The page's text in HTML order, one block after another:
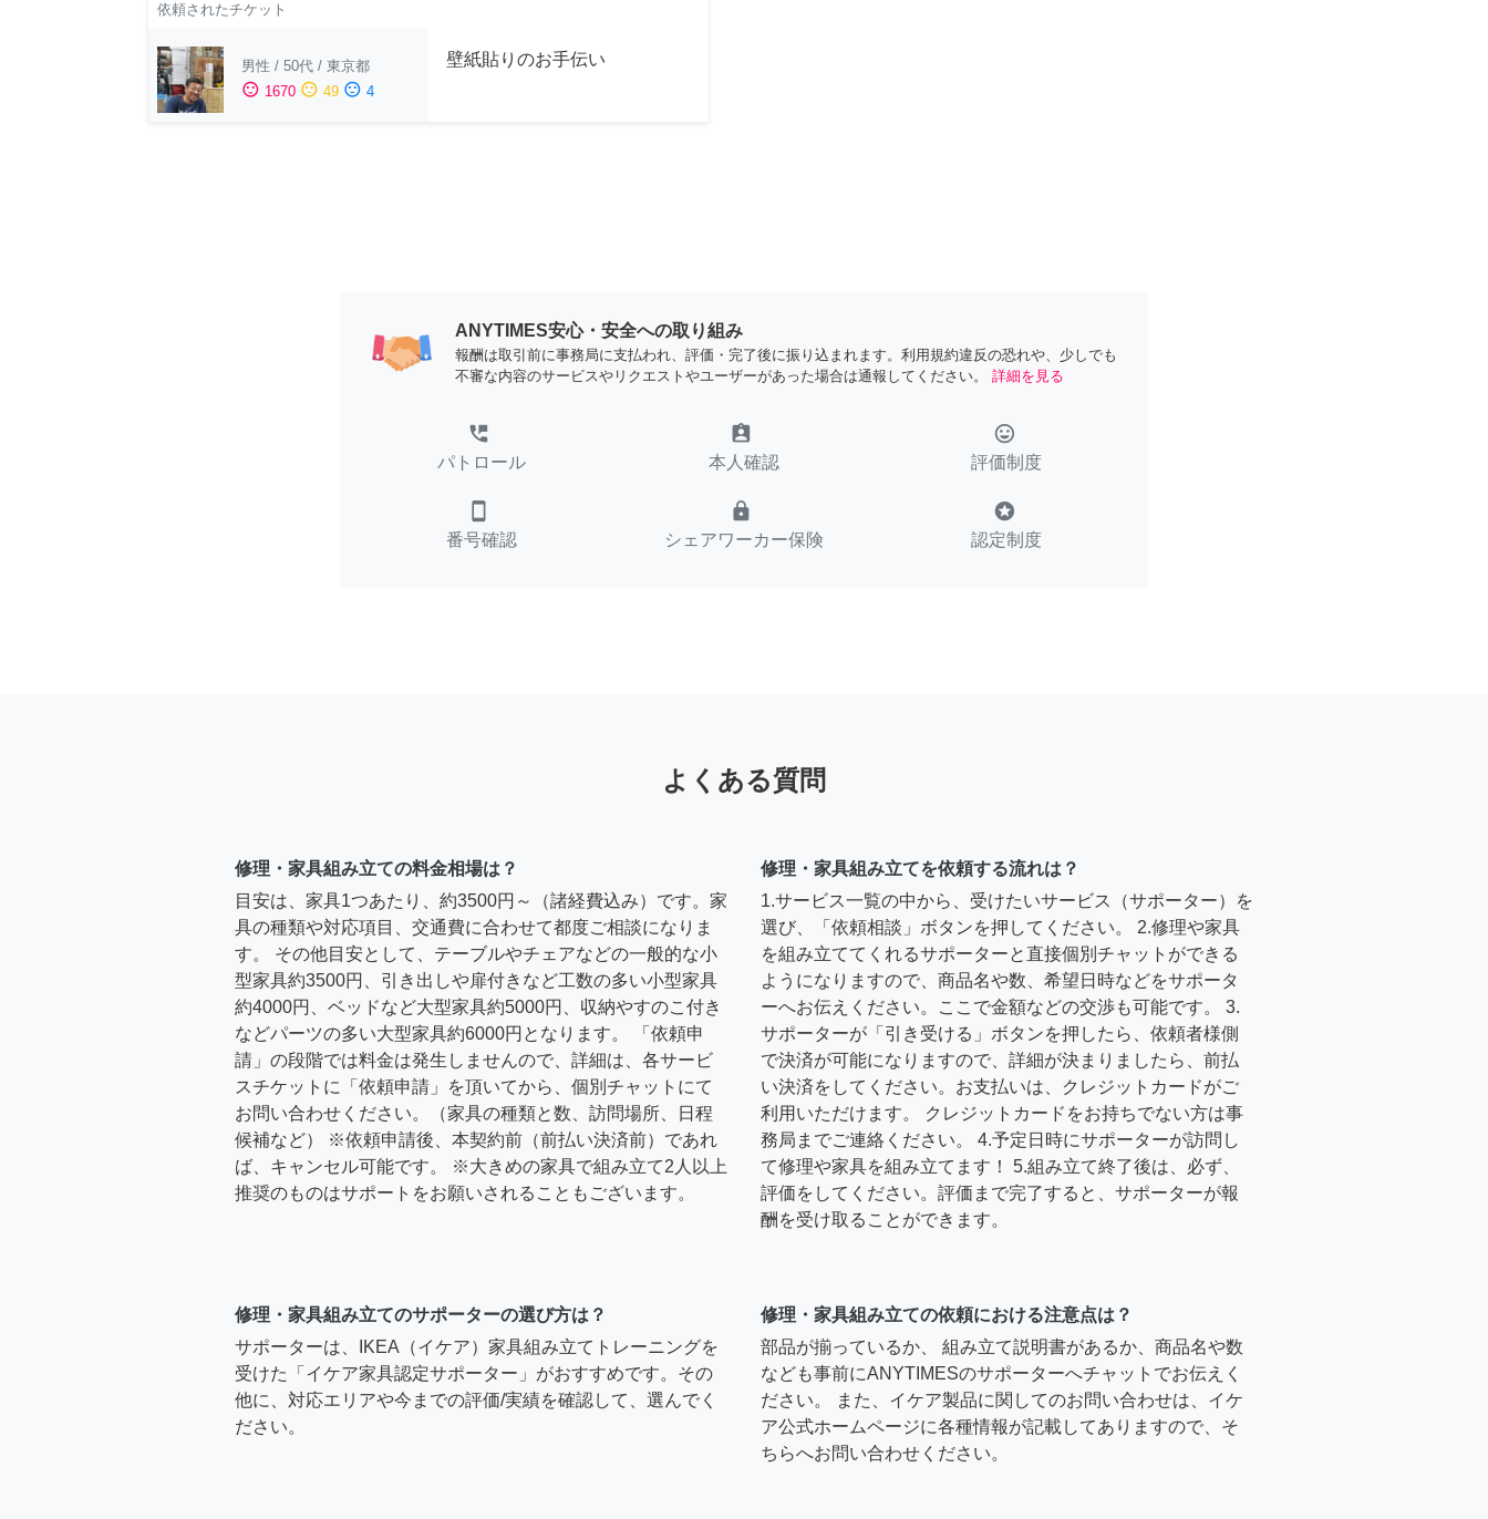
依頼されたチケット
男性 / 50代 / 東京都
sentiment_satisfied 1670 sentiment_neutral 49 sentiment_dissatisfied 4
壁紙貼りのお手伝い
ANYTIMES安心・安全への取り組み
報酬は取引前に事務局に支払われ、評価・完了後に振り込まれます。利用規約違反の恐れや、少しでも
不審な内容のサービスやリクエストやユーザーがあった場合は通報してください。
詳細を見る
perm_phone_msg
パトロール
assignment_ind
本人確認
tag_faces
評価制度
smartphone
番号確認
lock
シェアワーカー保険
stars
認定制度
よくある質問
修理・家具組み立ての料金相場は？
目安は、家具1つあたり、約3500円～（諸経費込み）です。家
具の種類や対応項目、交通費に合わせて都度ご相談になりま
す。 その他目安として、テーブルやチェアなどの一般的な小
型家具約3500円、引き出しや扉付きなど工数の多い小型家具
約4000円、ベッドなど大型家具約5000円、収納やすのこ付き
などパーツの多い大型家具約6000円となります。 「依頼申
請」の段階では料金は発生しませんので、詳細は、各サービ
スチケットに「依頼申請」を頂いてから、個別チャットにて
お問い合わせください。（家具の種類と数、訪問場所、日程
候補など） ※依頼申請後、本契約前（前払い決済前）であれ
ば、キャンセル可能です。 ※大きめの家具で組み立て2人以上
推奨のものはサポートをお願いされることもございます。
修理・家具組み立てを依頼する流れは？
1.サービス一覧の中から、受けたいサービス（サポーター）を
選び、「依頼相談」ボタンを押してください。 2.修理や家具
を組み立ててくれるサポーターと直接個別チャットができる
ようになりますので、商品名や数、希望日時などをサポータ
ーへお伝えください。ここで金額などの交渉も可能です。 3.
サポーターが「引き受ける」ボタンを押したら、依頼者様側
で決済が可能になりますので、詳細が決まりましたら、前払
い決済をしてください。お支払いは、クレジットカードがご
利用いただけます。 クレジットカードをお持ちでない方は事
務局までご連絡ください。 4.予定日時にサポーターが訪問し
て修理や家具を組み立てます！ 5.組み立て終了後は、必ず、
評価をしてください。評価まで完了すると、サポーターが報
酬を受け取ることができます。
修理・家具組み立てのサポーターの選び方は？
サポーターは、IKEA（イケア）家具組み立てトレーニングを
受けた「イケア家具認定サポーター」がおすすめです。その
他に、対応エリアや今までの評価/実績を確認して、選んでく
ださい。
修理・家具組み立ての依頼における注意点は？
部品が揃っているか、 組み立て説明書があるか、商品名や数
なども事前にANYTIMESのサポーターへチャットでお伝えく
ださい。 また、イケア製品に関してのお問い合わせは、イケ
ア公式ホームページに各種情報が記載してありますので、そ
ちらへお問い合わせください。